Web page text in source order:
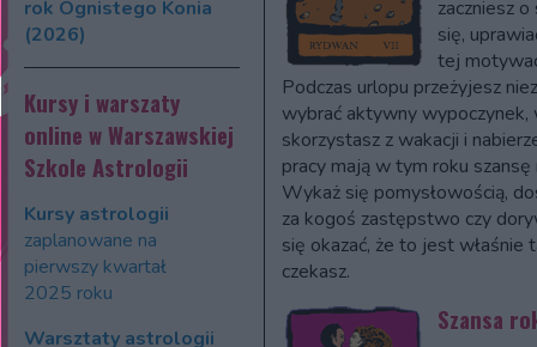
rok Ognistego Konia
(2026)
Kursy i warszaty
online w Warszawskiej
Szkole Astrologii
Kursy astrologii
zaplanowane na
pierwszy kwartał
2025 roku
Warsztaty astrologii
zaczniesz
się,
tej
Podczas urlopu przeżyjesz
wybrać aktywny
skorzystasz z wakacji i
pracy mają w tym roku
Wykaż się pomysłowością,
za kogoś zastępstwo czy
się okazać, że to jest właśnie
czekasz.
Szansa